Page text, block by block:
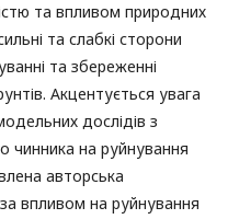
та впливом природних
та слабкі сторони
та збереженні
Акцентується увага
дослідів з
чинника на руйнування
авторська
за впливом на руйнування